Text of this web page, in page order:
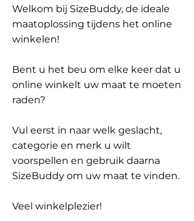
Welkom bij SizeBuddy, de ideale
maatoplossing tijdens het online
winkelen!
Bent u het beu om elke keer dat u
online winkelt uw maat te moeten
raden?
Vul eerst in naar welk geslacht,
categorie en merk u wilt
voorspellen en gebruik daarna
SizeBuddy om uw maat te vinden.
Veel winkelplezier!